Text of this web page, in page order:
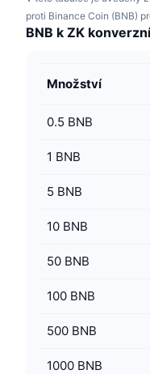
proti Binance Coin (BNB)
BNB k ZK
Množství
0.5 BNB
1 BNB
5 BNB
10 BNB
50 BNB
100 BNB
500 BNB
1000 BNB